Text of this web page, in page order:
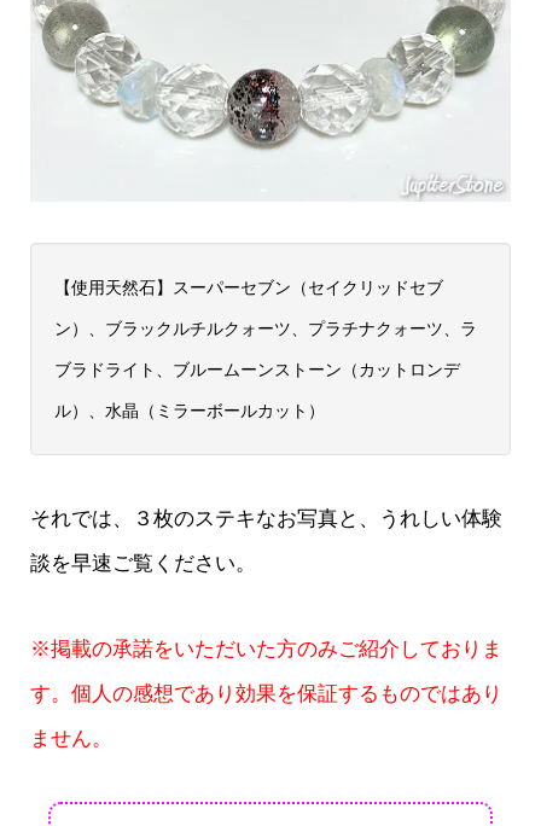
【使用天然石】スーパーセブン（セイクリッドセブ
ン）、ブラックルチルクォーツ、プラチナクォーツ、ラ
ブラドライト、ブルームーンストーン（カットロンデ
ル）、水晶（ミラーボールカット）
それでは、３枚のステキなお写真と、うれしい体験
談を早速ご覧ください。
※掲載の承諾をいただいた方のみご紹介しておりま
す。個人の感想であり効果を保証するものではあり
ません。